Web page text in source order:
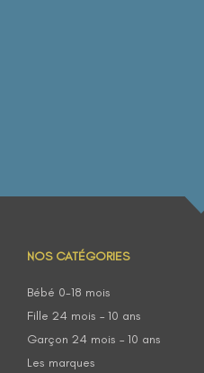
NOS CATÉGORIES
Bébé 0-18 mois
Fille 24 mois – 10 ans
Garçon 24 mois – 10 ans
Les marques